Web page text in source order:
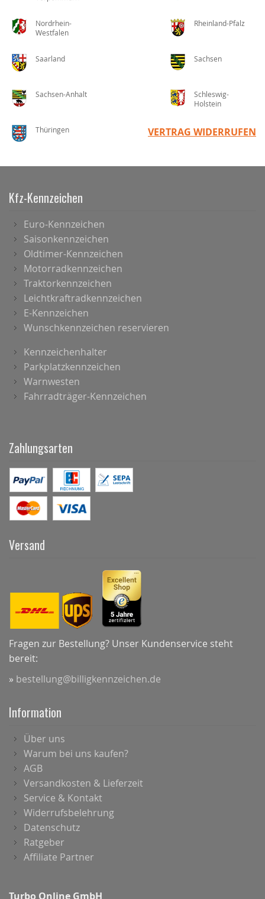
Nordrhein-
Westfalen
Rheinland-Pfalz
Saarland Sachsen
Sachsen-Anhalt
Schleswig-
Holstein
Thüringen VERTRAG WIDERRUFEN
Kfz-Kennzeichen
Euro-Kennzeichen
Saisonkennzeichen
Oldtimer-Kennzeichen
Motorradkennzeichen
Traktorkennzeichen
Leichtkraftradkennzeichen
E-Kennzeichen
Wunschkennzeichen reservieren
Kennzeichenhalter
Parkplatzkennzeichen
Warnwesten
Fahrradträger-Kennzeichen
Zahlungsarten
Versand
Fragen zur Bestellung? Unser Kundenservice steht
bereit:
» bestellung@billigkennzeichen.de
Information
Über uns
Warum bei uns kaufen?
AGB
Versandkosten & Lieferzeit
Service & Kontakt
Widerrufsbelehrung
Datenschutz
Ratgeber
Affiliate Partner
Turbo Online GmbH